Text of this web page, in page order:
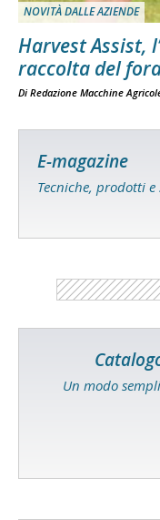
NOVITÀ DALLE AZIENDE
Harvest Assist,
raccolta del
Di Redazione Macchine
E-magazine
Tecniche, prodotti
Un modo